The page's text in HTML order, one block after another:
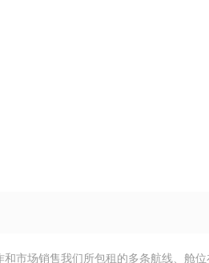
市场销售我们所包租的多条航线、舱位